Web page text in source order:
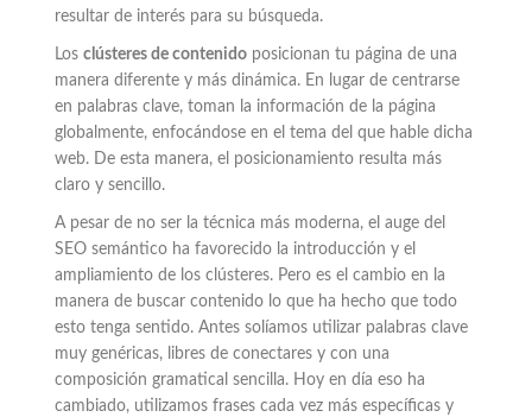
resultar de interés para su búsqueda.
Losclústeres de contenido posicionan tu página de una
manera diferente y más dinámica. En lugar de centrarse
en palabras clave, toman la información de la página
globalmente, enfocándose en el tema del que hable dicha
web. De esta manera, el posicionamiento resulta más
claro y sencillo.
A pesar de no ser la técnica más moderna, el auge del
SEO semántico ha favorecido la introducción y el
ampliamiento de los clústeres. Pero es el cambio en la
manera de buscar contenido lo que ha hecho que todo
esto tenga sentido. Antes solíamos utilizar palabras clave
muy genéricas, libres de conectares y con una
composición gramatical sencilla. Hoy en día eso ha
cambiado, utilizamos frases cada vez más específicas y